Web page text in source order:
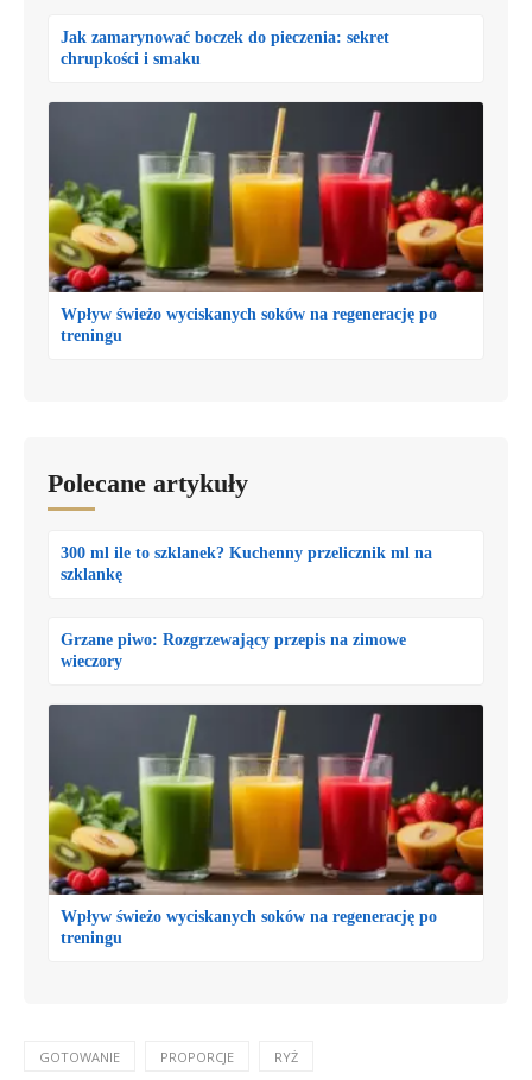
Jak zamarynować boczek do pieczenia: sekret
chrupkości i smaku
Wpływ świeżo wyciskanych soków na regenerację po
treningu
Polecane artykuły
300 ml ile to szklanek? Kuchenny przelicznik ml na
szklankę
Grzane piwo: Rozgrzewający przepis na zimowe
wieczory
Wpływ świeżo wyciskanych soków na regenerację po
treningu
GOTOWANIE PROPORCJE RYŻ